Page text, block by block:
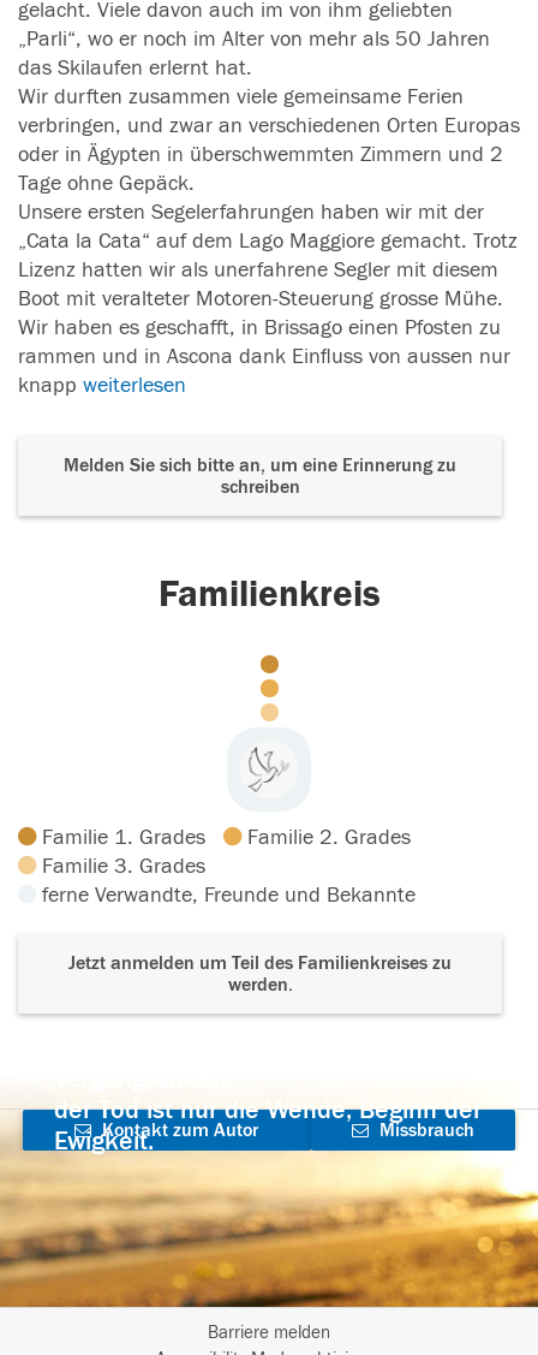
gelacht. Viele davon auch im von ihm geliebten
„Parli“, wo er noch im Alter von mehr als 50 Jahren
das Skilaufen erlernt hat.
Wir durften zusammen viele gemeinsame Ferien
verbringen, und zwar an verschiedenen Orten Europas
oder in Ägypten in überschwemmten Zimmern und 2
Tage ohne Gepäck.
Unsere ersten Segelerfahrungen haben wir mit der
„Cata la Cata“ auf dem Lago Maggiore gemacht. Trotz
Lizenz hatten wir als unerfahrene Segler mit diesem
Boot mit veralteter Motoren-Steuerung grosse Mühe.
Wir haben es geschafft, in Brissago einen Pfosten zu
rammen und in Ascona dank Einfluss von aussen nur
knapp weiterlesen
Melden Sie sich bitte an, um eine Erinnerung zu
schreiben
Familienkreis
Familie 1. Grades
Familie 2. Grades
Familie 3. Grades
ferne Verwandte, Freunde und Bekannte
Jetzt anmelden um Teil des Familienkreises zu
werden.
der Tod ist nur die Wende, Beginn der
Ewigkeit.
Kontakt zum Autor
aufnehmen
Missbrauch
Barriere melden